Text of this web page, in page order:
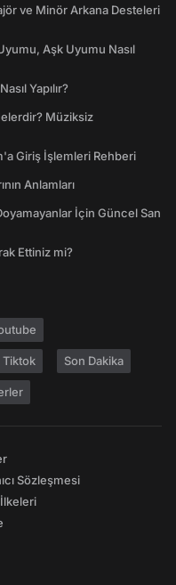
ve Minör Arkana Desteleri
Aşk Uyumu Nasıl
Yapılır?
Müziksiz
Giriş İşlemleri Rehberi
Anlamları
İçin Güncel San
Ettiniz mi?
Tiktok Son Dakika
Sözleşmesi
İlkeleri